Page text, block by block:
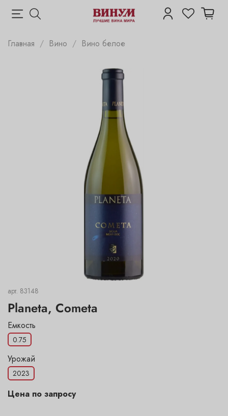
Главная Вино Вино белое
арт. 83148
Planeta, Cometa
Емкость
0.75
Урожай
2023
Цена по запросу